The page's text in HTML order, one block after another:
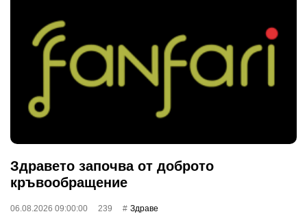
Здравето започва от доброто
кръвообращение
06.08.2026 09:00:00 239 Здраве